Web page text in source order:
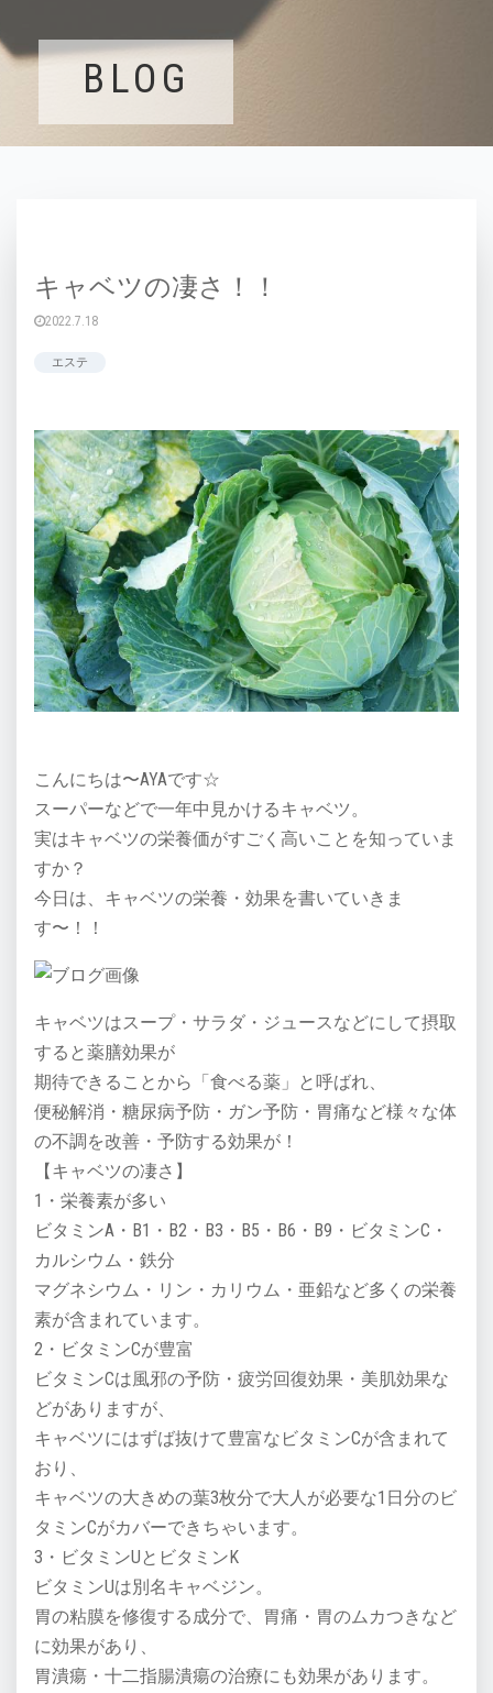
BLOG
キャベツの凄さ！！
2022.7.18
エステ
こんにちは〜AYAです☆
スーパーなどで一年中見かけるキャベツ。
実はキャベツの栄養価がすごく高いことを知っていま
すか？
今日は、キャベツの栄養・効果を書いていきま
す〜！！
キャベツはスープ・サラダ・ジュースなどにして摂取
すると薬膳効果が
期待できることから「食べる薬」と呼ばれ、
便秘解消・糖尿病予防・ガン予防・胃痛など様々な体
の不調を改善・予防する効果が！
【キャベツの凄さ】
1・栄養素が多い
ビタミンA・B1・B2・B3・B5・B6・B9・ビタミンC・
カルシウム・鉄分
マグネシウム・リン・カリウム・亜鉛など多くの栄養
素が含まれています。
2・ビタミンCが豊富
ビタミンCは風邪の予防・疲労回復効果・美肌効果な
どがありますが、
キャベツにはずば抜けて豊富なビタミンCが含まれて
おり、
キャベツの大きめの葉3枚分で大人が必要な1日分のビ
タミンCがカバーできちゃいます。
3・ビタミンUとビタミンK
ビタミンUは別名キャベジン。
胃の粘膜を修復する成分で、胃痛・胃のムカつきなど
に効果があり、
胃潰瘍・十二指腸潰瘍の治療にも効果があります。